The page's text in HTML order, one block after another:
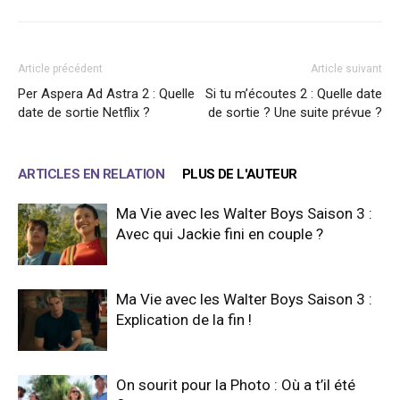
Article précédent
Per Aspera Ad Astra 2 : Quelle
date de sortie Netflix ?
Article suivant
Si tu m’écoutes 2 : Quelle date
de sortie ? Une suite prévue ?
ARTICLES EN RELATION PLUS DE L'AUTEUR
Ma Vie avec les Walter Boys Saison 3 :
Avec qui Jackie fini en couple ?
Ma Vie avec les Walter Boys Saison 3 :
Explication de la fin !
On sourit pour la Photo : Où a t’il été